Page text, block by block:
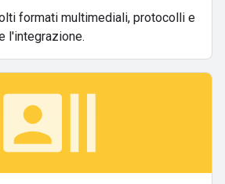
formati multimediali, protocolli e
l'integrazione.
recent_actors